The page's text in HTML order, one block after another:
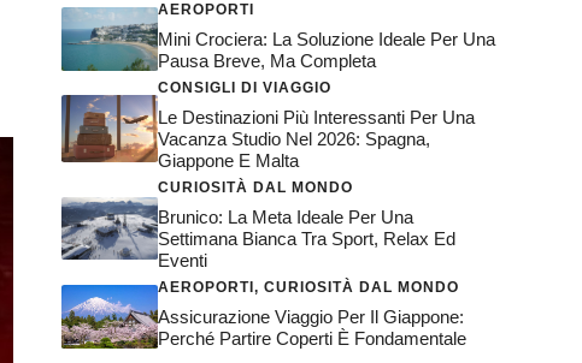
AEROPORTI
Mini Crociera: La Soluzione Ideale Per Una
Pausa Breve, Ma Completa
CONSIGLI DI VIAGGIO
Le Destinazioni Più Interessanti Per Una
Vacanza Studio Nel 2026: Spagna,
Giappone E Malta
CURIOSITÀ DAL MONDO
Brunico: La Meta Ideale Per Una
Settimana Bianca Tra Sport, Relax Ed
Eventi
AEROPORTI , CURIOSITÀ DAL MONDO
Assicurazione Viaggio Per Il Giappone:
Perché Partire Coperti È Fondamentale